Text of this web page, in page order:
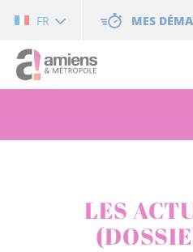
FR MES
LES